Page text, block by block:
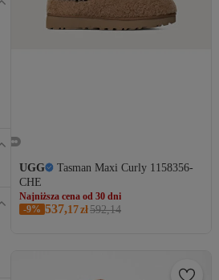
UGG
Tasman Maxi Curly 1158356-
CHE
Najniższa cena od 30 dni
Darmowa wysyłka
Najniższa cena od 30 dni
-9% 537,17zł592,14